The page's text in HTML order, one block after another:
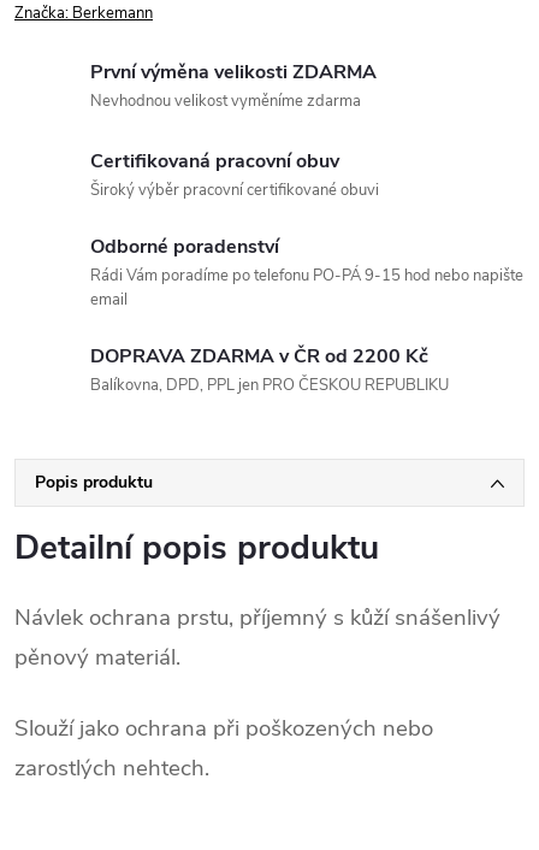
Značka: Berkemann
První výměna velikosti ZDARMA
Nevhodnou velikost vyměníme zdarma
Certifikovaná pracovní obuv
Široký výběr pracovní certifikované obuvi
Odborné poradenství
Rádi Vám poradíme po telefonu PO-PÁ 9-15 hod nebo napište
email
DOPRAVA ZDARMA v ČR od 2200 Kč
Balíkovna, DPD, PPL jen PRO ČESKOU REPUBLIKU
Popis produktu
Detailní popis produktu
Návlek ochrana prstu, příjemný s kůží snášenlivý
pěnový materiál.
Slouží jako ochrana při poškozených nebo
zarostlých nehtech.